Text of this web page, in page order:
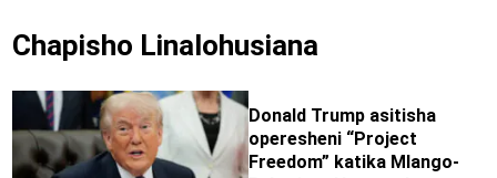
Chapisho Linalohusiana
Donald Trump asitisha
operesheni “Project
Freedom” katika Mlango-